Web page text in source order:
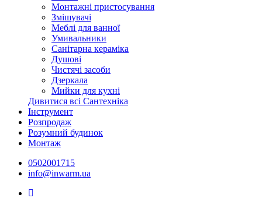
Монтажні пристосування
Змішувачі
Меблі для ванної
Умивальники
Санітарна кераміка
Душові
Чистячі засоби
Дзеркала
Мийки для кухні
Дивитися всі Сантехніка
Інструмент
Розпродаж
Розумний будинок
Монтаж
0502001715
info@inwarm.ua